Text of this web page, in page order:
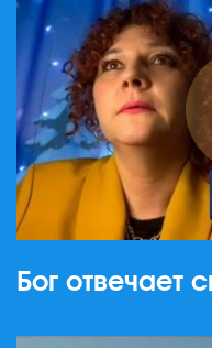
Бог отвечает